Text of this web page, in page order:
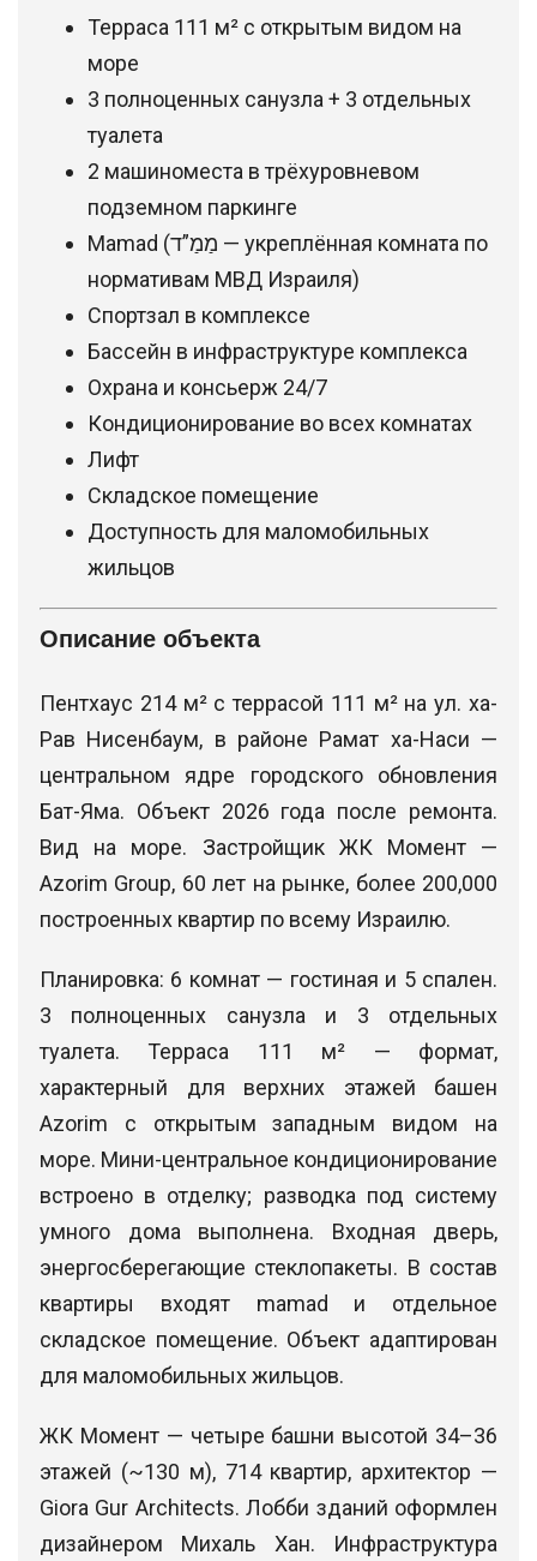
Терраса 111 м² с открытым видом на
море
3 полноценных санузла + 3 отдельных
туалета
2 машиноместа в трёхуровневом
подземном паркинге
Mamad (מַמַ”ד — укреплённая комната по
нормативам МВД Израиля)
Спортзал в комплексе
Бассейн в инфраструктуре комплекса
Охрана и консьерж 24/7
Кондиционирование во всех комнатах
Лифт
Складское помещение
Доступность для маломобильных
жильцов
Описание объекта
Пентхаус 214 м² с террасой 111 м² на ул. ха-
Рав Нисенбаум, в районе Рамат ха-Наси —
центральном ядре городского обновления
Бат-Яма. Объект 2026 года после ремонта.
Вид на море. Застройщик ЖК Момент —
Azorim Group, 60 лет на рынке, более 200,000
построенных квартир по всему Израилю.
Планировка: 6 комнат — гостиная и 5 спален.
3 полноценных санузла и 3 отдельных
туалета. Терраса 111 м² — формат,
характерный для верхних этажей башен
Azorim с открытым западным видом на
море. Мини-центральное кондиционирование
встроено в отделку; разводка под систему
умного дома выполнена. Входная дверь,
энергосберегающие стеклопакеты. В состав
квартиры входят mamad и отдельное
складское помещение. Объект адаптирован
для маломобильных жильцов.
ЖК Момент — четыре башни высотой 34–36
этажей (~130 м), 714 квартир, архитектор —
Giora Gur Architects. Лобби зданий оформлен
дизайнером Михаль Хан. Инфраструктура